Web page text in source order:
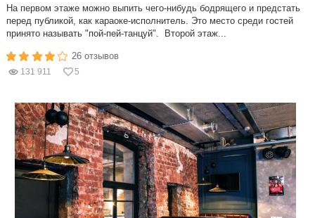
На первом этаже можно выпить чего-нибудь бодрящего и предстать
перед публикой, как караоке-исполнитель. Это место среди гостей
принято называть "пой-пей-танцуй". Второй этаж...
26 отзывов
131 911 5